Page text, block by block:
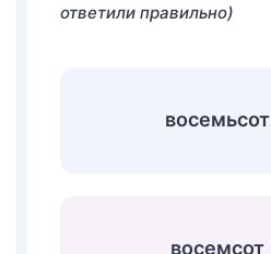
ответили правильно)
восемьсот
восемсот